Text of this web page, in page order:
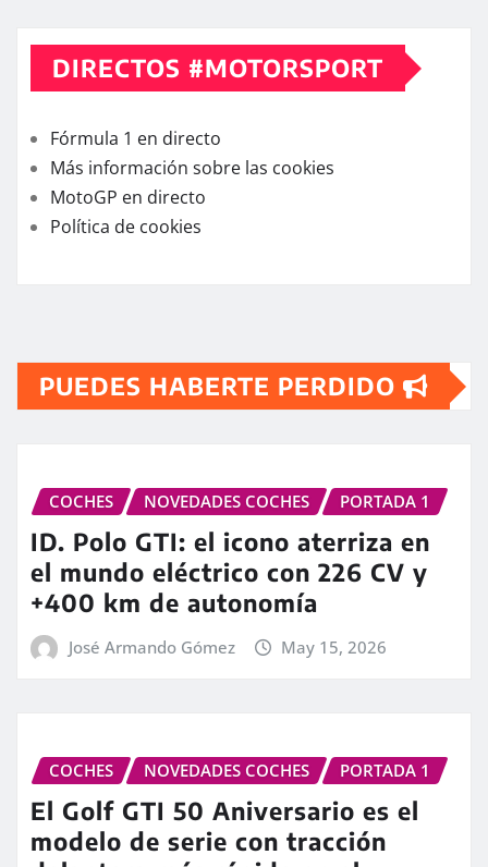
DIRECTOS #MOTORSPORT
Fórmula 1 en directo
Más información sobre las cookies
MotoGP en directo
Política de cookies
PUEDES HABERTE PERDIDO
COCHES NOVEDADES COCHES PORTADA 1
ID. Polo GTI: el icono aterriza en
el mundo eléctrico con 226 CV y
+400 km de autonomía
José Armando Gómez May 15, 2026
COCHES NOVEDADES COCHES PORTADA 1
El Golf GTI 50 Aniversario es el
modelo de serie con tracción